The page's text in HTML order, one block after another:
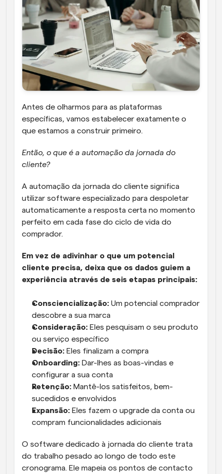
Antes de olharmos para as plataformas
específicas, vamos estabelecer exatamente o
que estamos a construir primeiro.
Então, o que é a automação da jornada do
cliente?
A automação da jornada do cliente significa
utilizar software especializado para despoletar
automaticamente a resposta certa no momento
perfeito em cada fase do ciclo de vida do
comprador.
Em vez de adivinhar o que um potencial
cliente precisa, deixa que os dados guiem a
experiência através de seis etapas principais:
Consciencialização: Um potencial comprador
descobre a sua marca
Consideração: Eles pesquisam o seu produto
ou serviço específico
Decisão: Eles finalizam a compra
Onboarding: Dar-lhes as boas-vindas e
configurar a sua conta
Retenção: Mantê-los satisfeitos, bem-
sucedidos e envolvidos
Expansão: Eles fazem o upgrade da conta ou
compram funcionalidades adicionais
O software dedicado à jornada do cliente trata
do trabalho pesado ao longo de todo este
cronograma. Ele mapeia os pontos de contacto